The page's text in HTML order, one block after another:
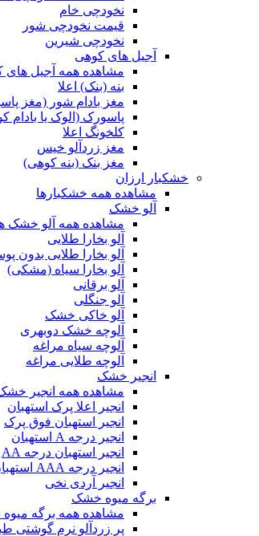
نخودچی خام
قیمت نخودچی شور
نخودچی شیرین
آجیل های کوهی
مشاهده همه آجیل های
بنه (بنک) اعلا
مغز بادام شور (مغز
پاسورک (الوک یا بادام
کلخونگ اعلا
مغز زردآلو خیس
مغز بنک (بنه کوهی)
خشکبار ارزان
مشاهده همه خشکبارها
آلو خشک
مشاهده همه آلو خشک
آلو بخارا طلایی
آلو بخارا طلایی بدون
آلو بخارا سیاه (مشکی)
آلو برقانی
آلو جنگلی
آلو خاکی خشک
آلوچه خشک دوبهری
آلوچه سیاه مراغه
آلوچه طلایی مراغه
انجیر خشک
مشاهده همه انجیر
انجیر اعلا پرک استهبان
انجیر استهبان فوق پرک
انجیر درجه A استهبان
انجیر استهبان درجه AA
انجیر درجه AAA استهبان
انجیر آردی نخی
برگه میوه خشک
مشاهده همه برگه
پر زردآلو نرم گوشتی